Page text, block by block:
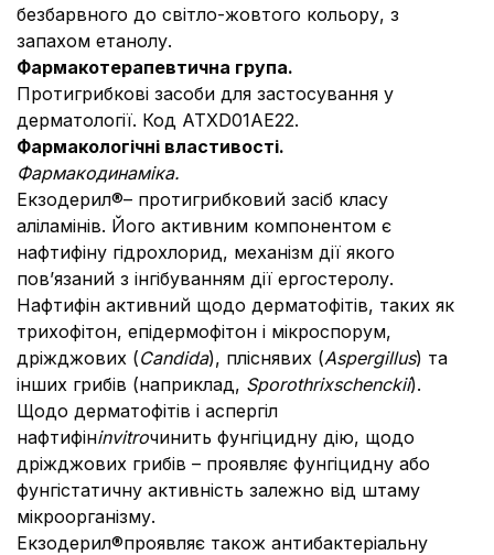
безбарвного до світло-жовтого кольору, з
запахом етанолу.
Фармакотерапевтична група.
Протигрибкові засоби для застосування у
дерматології. Код АТХD01AE22.
Фармакологічні властивості.
Фармакодинаміка.
Екзодерил®– протигрибковий засіб класу
аліламінів. Його активним компонентом є
нафтифіну гідрохлорид, механізм дії якого
пов’язаний з інгібуванням дії ергостеролу.
Нафтифін активний щодо дерматофітів, таких як
трихофітон, епідермофітон і мікроспорум,
дріжджових (Candida), пліснявих (Aspergillus) та
інших грибів (наприклад, Sporothrixschenckii).
Щодо дерматофітів і аспергіл
нафтифінinvitroчинить фунгіцидну дію, щодо
дріжджових грибів – проявляє фунгіцидну або
фунгістатичну активність залежно від штаму
мікроорганізму.
Екзодерил®проявляє також антибактеріальну